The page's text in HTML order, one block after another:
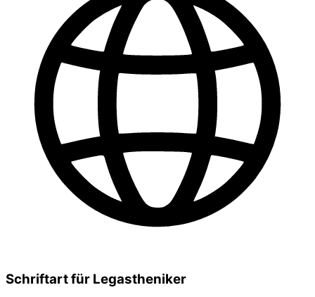
Schriftart für Legastheniker